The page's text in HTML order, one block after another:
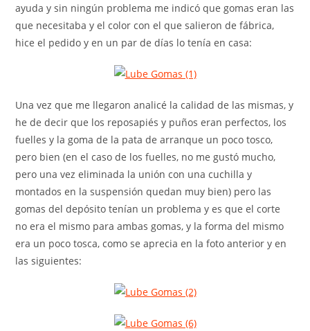
ayuda y sin ningún problema me indicó que gomas eran las
que necesitaba y el color con el que salieron de fábrica,
hice el pedido y en un par de días lo tenía en casa:
Una vez que me llegaron analicé la calidad de las mismas, y
he de decir que los reposapiés y puños eran perfectos, los
fuelles y la goma de la pata de arranque un poco tosco,
pero bien (en el caso de los fuelles, no me gustó mucho,
pero una vez eliminada la unión con una cuchilla y
montados en la suspensión quedan muy bien) pero las
gomas del depósito tenían un problema y es que el corte
no era el mismo para ambas gomas, y la forma del mismo
era un poco tosca, como se aprecia en la foto anterior y en
las siguientes: